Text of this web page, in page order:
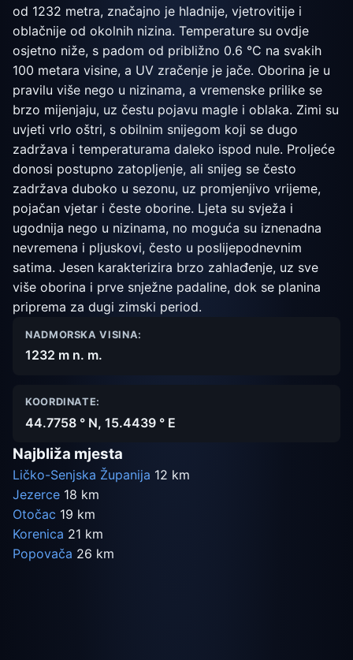
od 1232 metra, značajno je hladnije, vjetrovitije i
oblačnije od okolnih nizina. Temperature su ovdje
osjetno niže, s padom od približno 0.6 °C na svakih
100 metara visine, a UV zračenje je jače. Oborina je u
pravilu više nego u nizinama, a vremenske prilike se
brzo mijenjaju, uz čestu pojavu magle i oblaka. Zimi su
uvjeti vrlo oštri, s obilnim snijegom koji se dugo
zadržava i temperaturama daleko ispod nule. Proljeće
donosi postupno zatopljenje, ali snijeg se često
zadržava duboko u sezonu, uz promjenjivo vrijeme,
pojačan vjetar i česte oborine. Ljeta su svježa i
ugodnija nego u nizinama, no moguća su iznenadna
nevremena i pljuskovi, često u poslijepodnevnim
satima. Jesen karakterizira brzo zahlađenje, uz sve
više oborina i prve snježne padaline, dok se planina
priprema za dugi zimski period.
NADMORSKA VISINA:
1232 m n. m.
KOORDINATE:
44.7758 ° N, 15.4439 ° E
Najbliža mjesta
Ličko-Senjska Županija 12 km
Jezerce 18 km
Otočac 19 km
Korenica 21 km
Popovača 26 km